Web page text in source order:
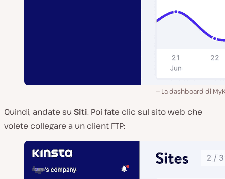
La dashboard di
Quindi, andate su Siti. Poi fate clic sul sito web che
volete collegare a un client FTP: